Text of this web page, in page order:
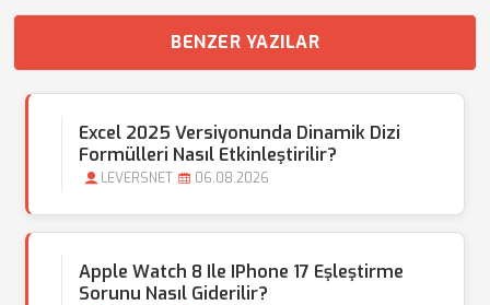
BENZER YAZILAR
Excel 2025 Versiyonunda Dinamik Dizi
Formülleri Nasıl Etkinleştirilir?
LEVERSNET 06.08.2026
Apple Watch 8 Ile IPhone 17 Eşleştirme
Sorunu Nasıl Giderilir?